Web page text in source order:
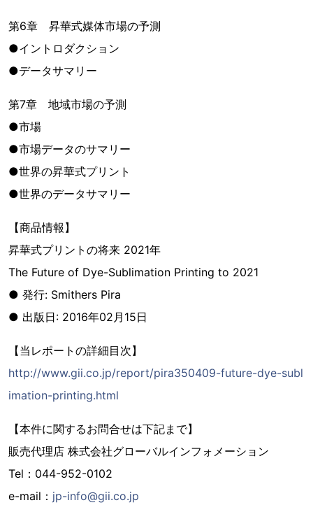
第6章 昇華式媒体市場の予測
●イントロダクション
●データサマリー
第7章 地域市場の予測
●市場
●市場データのサマリー
●世界の昇華式プリント
●世界のデータサマリー
【商品情報】
昇華式プリントの将来 2021年
The Future of Dye-Sublimation Printing to 2021
● 発行: Smithers Pira
● 出版日: 2016年02月15日
【当レポートの詳細目次】
http://www.gii.co.jp/report/pira350409-future-dye-subl
imation-printing.html
【本件に関するお問合せは下記まで】
販売代理店 株式会社グローバルインフォメーション
Tel：044-952-0102
e-mail： jp-info@gii.co.jp